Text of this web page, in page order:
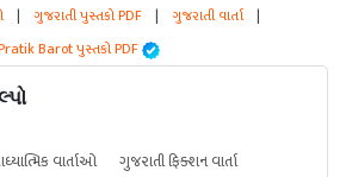
| ગુજરાતી પુસ્તકો PDF | ગુજરાતી વાર્તા |
Barot પુસ્તકો PDF
વાર્તાઓ
ગુજરાતી ફિક્શન વાર્તા